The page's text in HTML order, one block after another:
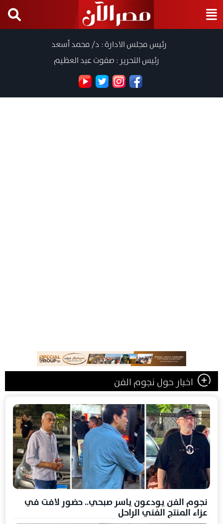
رئيس مجلس الادارة : د/ محمد أسعد
رئيس التحرير : صفوت عبد العظيم
اخبار حول نجوم الفن
نجوم الفن يودعون ياسر صبحي.. حضور لافت في
عزاء المنتج الفني الراحل